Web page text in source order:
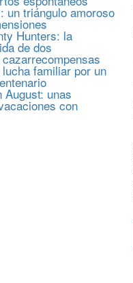
un triángulo amoroso
Hunters: la
de dos
familiar por un
August: unas
con